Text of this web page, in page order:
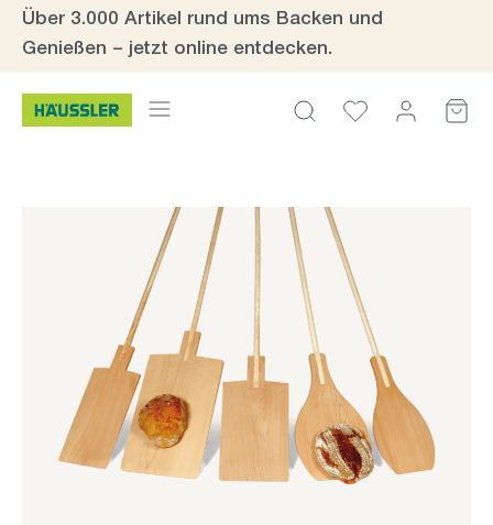
Zum Hauptinhalt springen
Über 3.000 Artikel rund ums Backen und
Genießen – jetzt online entdecken.
Bildergalerie überspringen